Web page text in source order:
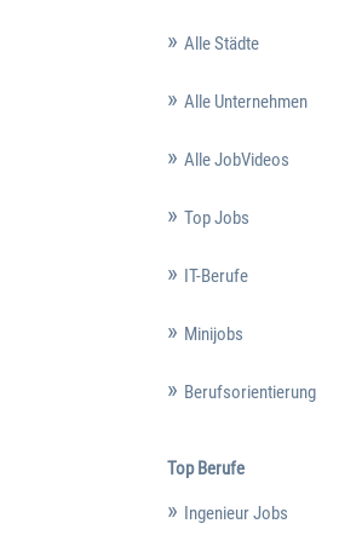
Alle Städte
Alle Unternehmen
Alle JobVideos
Top Jobs
IT-Berufe
Minijobs
Berufsorientierung
Top Berufe
Ingenieur Jobs